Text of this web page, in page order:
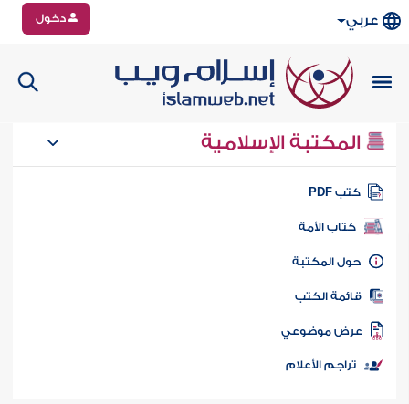
عربي دخول
المكتبة الإسلامية
كتب PDF
كتاب الأمة
المكتبة
الكتب
موضوعي